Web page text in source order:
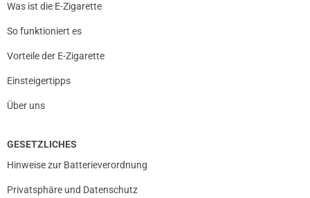
Was ist die E-Zigarette
So funktioniert es
Vorteile der E-Zigarette
Einsteigertipps
Über uns
GESETZLICHES
Hinweise zur Batterieverordnung
Privatsphäre und Datenschutz